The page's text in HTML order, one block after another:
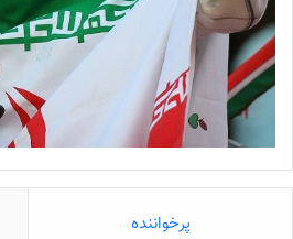
پرخواننده